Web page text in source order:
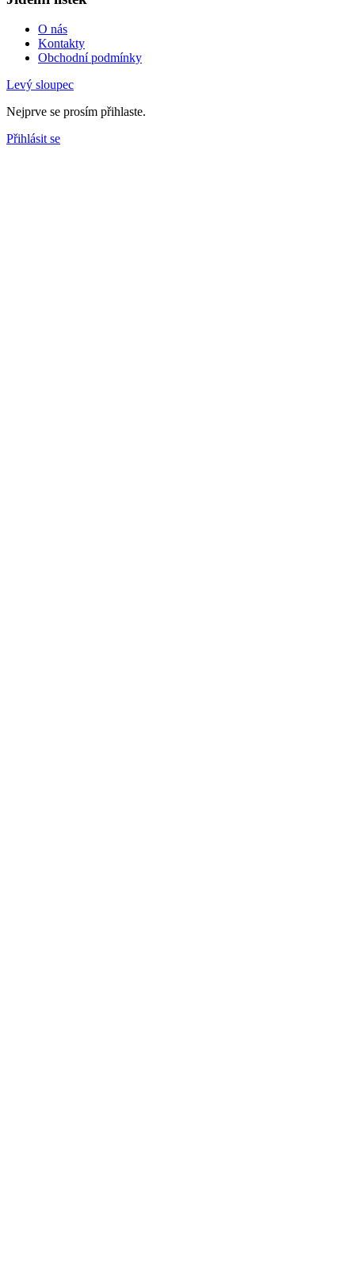
O nás
Kontakty
Obchodní podmínky
Levý sloupec
Nejprve se prosím přihlaste.
Přihlásit se